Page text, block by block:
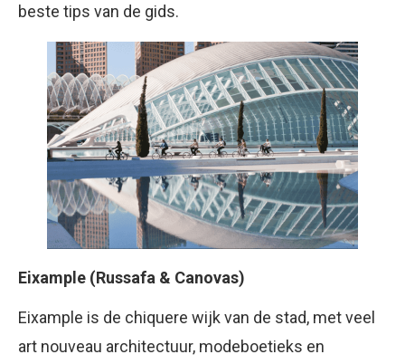
beste tips van de gids.
Eixample (Russafa & Canovas)
Eixample is de chiquere wijk van de stad, met veel
art nouveau architectuur, modeboetieks en